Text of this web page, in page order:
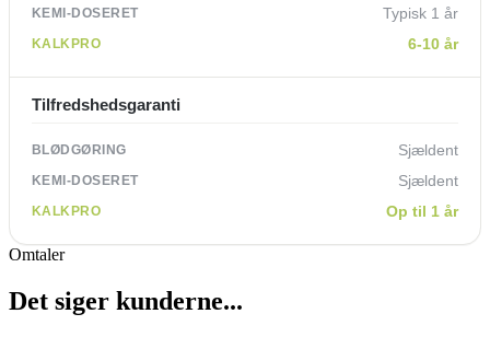
Typisk 1 år
6-10 år
Tilfredshedsgaranti
Sjældent
Sjældent
Op til 1 år
Omtaler
Det siger kunderne...